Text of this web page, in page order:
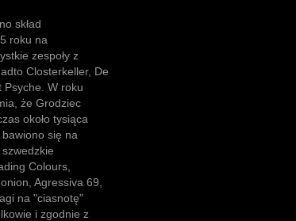
skład
roku na
zespoły z
Closterkeller, De
Psyche. W roku
że Grodziec
około tysiąca
się na
Colours,
Agressiva 69,
na "ciasnotę"
i zgodnie z